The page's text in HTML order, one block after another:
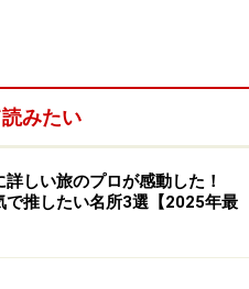
。西から旅してきた者は、
ゥー寺院やストゥーパ、ミ
るだろうし、北からきた者
似点を、南からきた者は
ルド寺院）をはじめとする
共通点を見出すに違いな
みたい
詳しい旅のプロが感動した！
で推したい名所3選【2025年最